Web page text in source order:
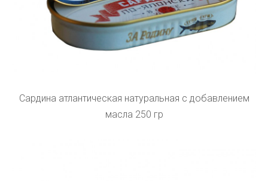
Сардина атлантическая натуральная с добавлением
масла 250 гр